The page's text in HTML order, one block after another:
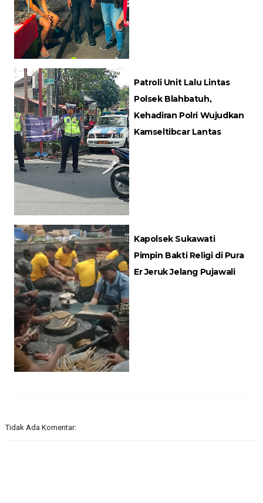
Patroli Unit Lalu Lintas
Polsek Blahbatuh,
Kehadiran Polri Wujudkan
Kamseltibcar Lantas
Kapolsek Sukawati
Pimpin Bakti Religi di Pura
Er Jeruk Jelang Pujawali
Tidak Ada Komentar: